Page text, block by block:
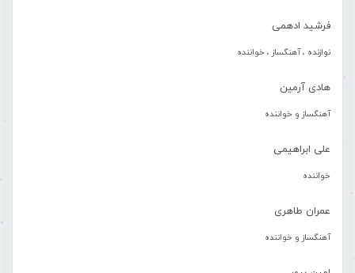
فرشید ادهمی
نوازنده ، آهنگساز ، خواننده
هادی آرمین
آهنگساز و خواننده
علی ابراهیمی
خواننده
عمران طاهری
آهنگساز و خواننده